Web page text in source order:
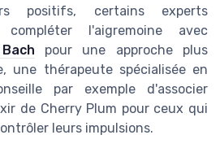
positifs, certains experts
l'aigremoine avec
pour une approche plus
une thérapeute spécialisée en
par exemple d'associer
de Cherry Plum pour ceux qui
leurs impulsions.